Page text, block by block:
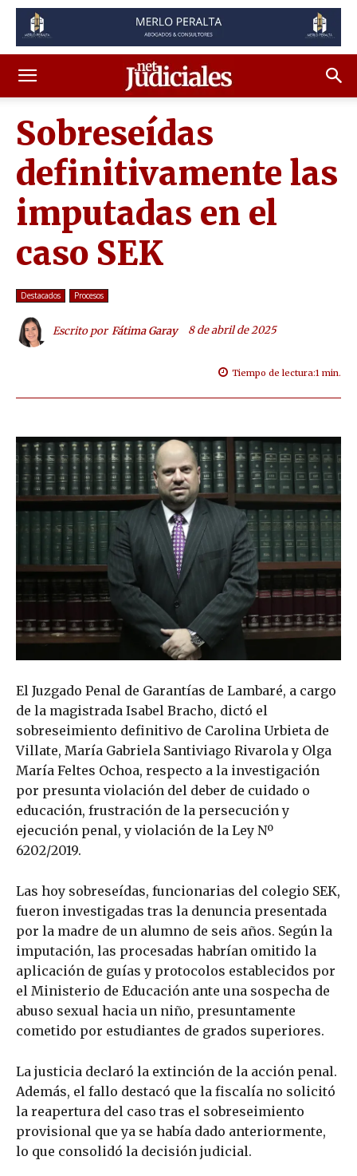
Sobreseídas
definitivamente las
imputadas en el
caso SEK
Destacados Procesos
Escrito por Fátima Garay 8 de abril de 2025
Tiempo de lectura:1 min.
El Juzgado Penal de Garantías de Lambaré, a cargo
de la magistrada Isabel Bracho, dictó el
sobreseimiento definitivo de Carolina Urbieta de
Villate, María Gabriela Santiviago Rivarola y Olga
María Feltes Ochoa, respecto a la investigación
por presunta violación del deber de cuidado o
educación, frustración de la persecución y
ejecución penal, y violación de la Ley Nº
6202/2019.
Las hoy sobreseídas, funcionarias del colegio SEK,
fueron investigadas tras la denuncia presentada
por la madre de un alumno de seis años. Según la
imputación, las procesadas habrían omitido la
aplicación de guías y protocolos establecidos por
el Ministerio de Educación ante una sospecha de
abuso sexual hacia un niño, presuntamente
cometido por estudiantes de grados superiores.
La justicia declaró la extinción de la acción penal.
Además, el fallo destacó que la fiscalía no solicitó
la reapertura del caso tras el sobreseimiento
provisional que ya se había dado anteriormente,
lo que consolidó la decisión judicial.